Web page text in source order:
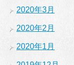
2020年3月
2020年2月
2020年1月